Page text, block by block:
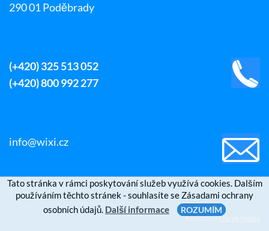
290 01 Poděbrady
(+420) 325 513 052
(+420) 800 992 277
info@wixi.cz
RealizovalMarek Kebza
Tato stránka v rámci poskytování služeb využívá cookies. Dalším
používáním těchto stránek - souhlasíte se Zásadami ochrany
osobních údajů. Další informace ROZUMÍM